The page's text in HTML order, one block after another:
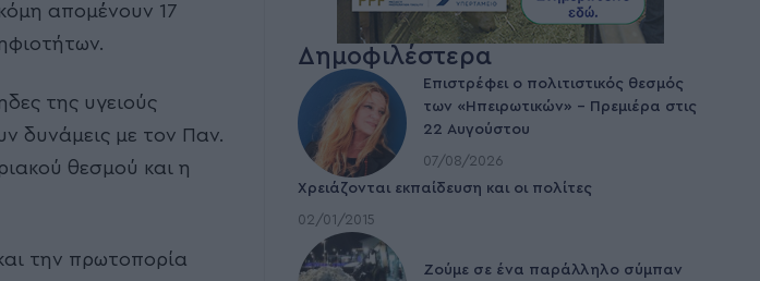
απομένουν 17
της υγειούς
δυνάμεις με τον Παν.
θεσμού και η
την πρωτοπορία
Δημοφιλέστερα
Επιστρέφει ο πολιτιστικός θεσμός
των «Ηπειρωτικών» – Πρεμιέρα στις
22 Αυγούστου
07/08/2026
Χρειάζονται εκπαίδευση και οι πολίτες
02/01/2015
Ζούμε σε ένα παράλληλο σύμπαν